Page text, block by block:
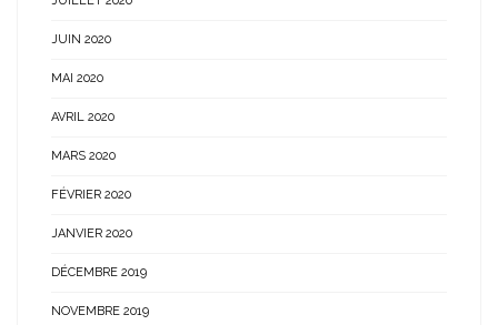
JUIN 2020
MAI 2020
AVRIL 2020
MARS 2020
FÉVRIER 2020
JANVIER 2020
DÉCEMBRE 2019
NOVEMBRE 2019